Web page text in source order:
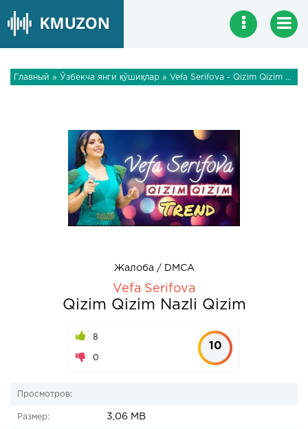
Главный » Ўзбекча янги қўшиқлар » Vefa Serifova - Qizim Qizim Nazli Qizim
Жалоба / DMCA
Vefa Serifova
Qizim Qizim Nazli Qizim
8
0
10
Просмотров:
Размер: 3,06 MB